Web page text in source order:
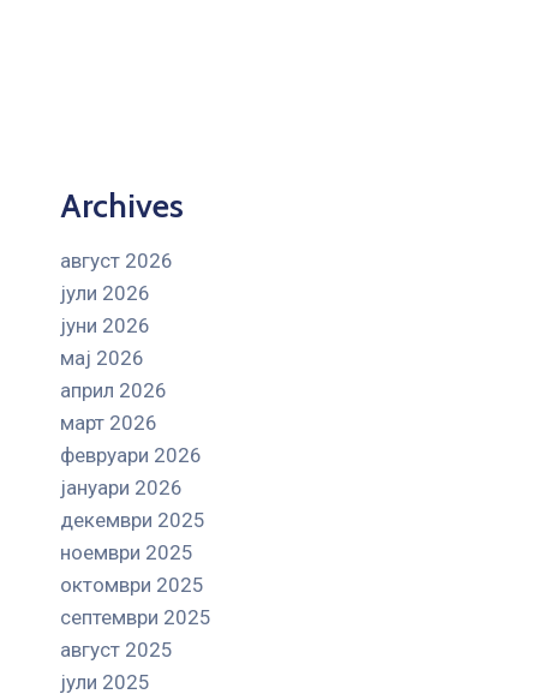
Archives
август 2026
јули 2026
јуни 2026
мај 2026
април 2026
март 2026
февруари 2026
јануари 2026
декември 2025
ноември 2025
октомври 2025
септември 2025
август 2025
јули 2025